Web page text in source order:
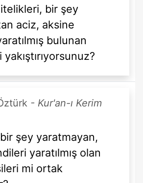
bir şey
aciz, aksine
bulunan
- Kur'an-ı Kerim
şey yaratmayan,
yaratılmış olan
mi ortak